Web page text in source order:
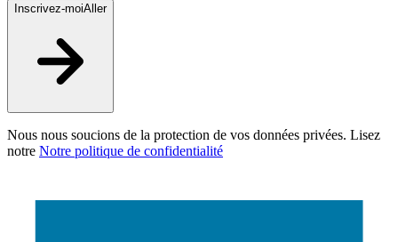
Inscrivez-moiAller
Nous nous soucions de la protection de vos données privées. Lisez
notre Notre politique de confidentialité